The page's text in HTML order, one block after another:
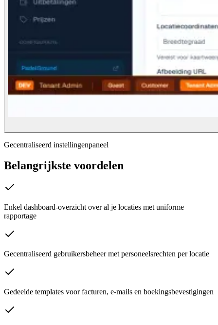
Gecentraliseerd instellingenpaneel
Belangrijkste voordelen
Enkel dashboard-overzicht over al je locaties met uniforme
rapportage
Gecentraliseerd gebruikersbeheer met personeelsrechten per locatie
Gedeelde templates voor facturen, e-mails en boekingsbevestigingen